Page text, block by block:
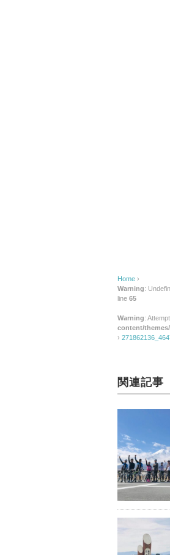
Home ›
Warning:
line 65
Warning:
content/
›
関連記事